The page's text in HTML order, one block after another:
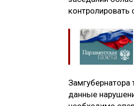
контролировать
Замгубернатора
данные